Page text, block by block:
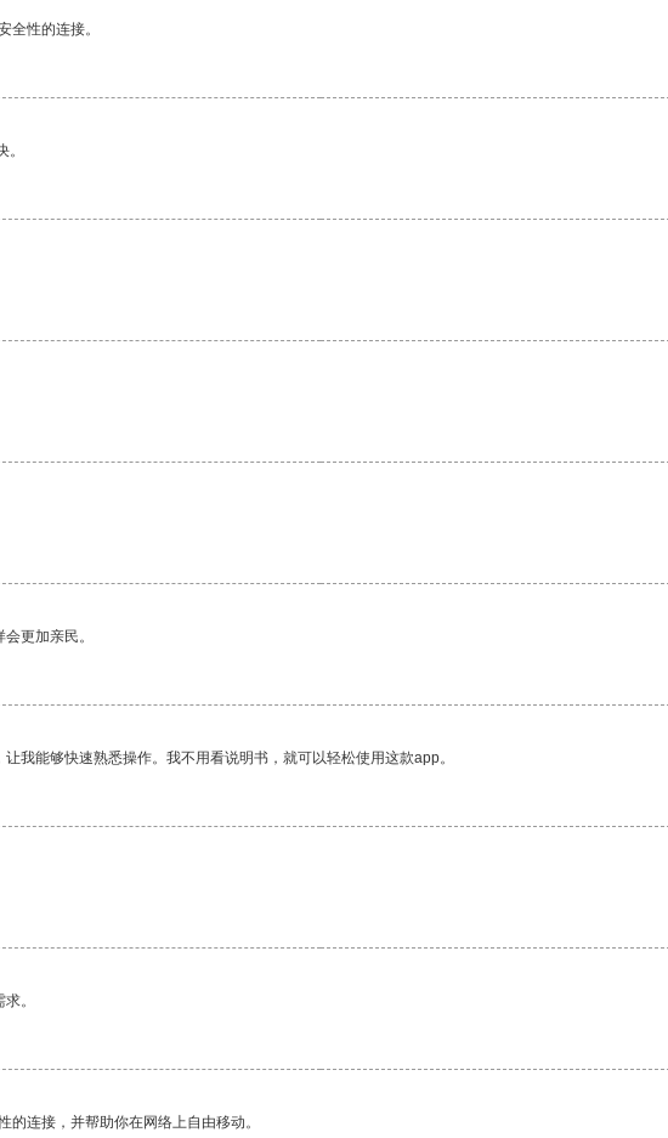
全性的连接。
更加亲民。
我能够快速熟悉操作。我不用看说明书，就可以轻松使用这款app。
。
连接，并帮助你在网络上自由移动。